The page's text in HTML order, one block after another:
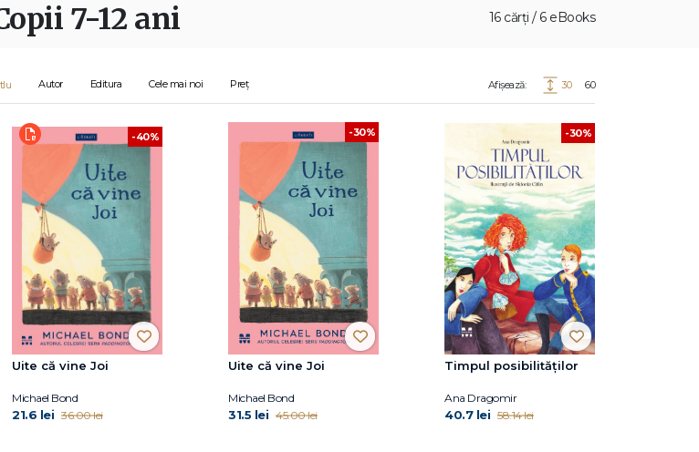
16 cărți / 6 eBooks
7-12 ani
Autor Editura Cele mai noi Preț Afișează: 30 60
-40%
Uite că vine Joi
Michael Bond
21.6 lei 36.00 lei
-30%
Uite că vine Joi
Michael Bond
31.5 lei 45.00 lei
-30%
Timpul posibilităților
Ana Dragomir
40.7 lei 58.14 lei